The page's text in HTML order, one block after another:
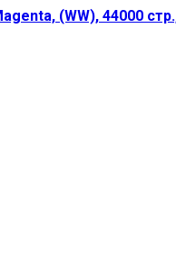
(WW), 44000